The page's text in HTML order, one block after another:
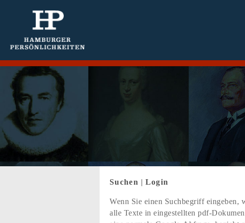
Suchen | Login
Wenn Sie einen Suchbegriff eingeben,
alle Texte in eingestellten pdf-